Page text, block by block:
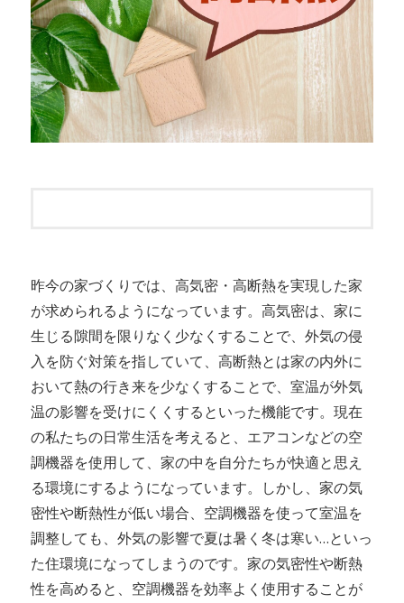
昨今の家づくりでは、高気密・高断熱を実現した家
が求められるようになっています。高気密は、家に
生じる隙間を限りなく少なくすることで、外気の侵
入を防ぐ対策を指していて、高断熱とは家の内外に
おいて熱の行き来を少なくすることで、室温が外気
温の影響を受けにくくするといった機能です。現在
の私たちの日常生活を考えると、エアコンなどの空
調機器を使用して、家の中を自分たちが快適と思え
る環境にするようになっています。しかし、家の気
密性や断熱性が低い場合、空調機器を使って室温を
調整しても、外気の影響で夏は暑く冬は寒い…といっ
た住環境になってしまうのです。家の気密性や断熱
性を高めると、空調機器を効率よく使用することが